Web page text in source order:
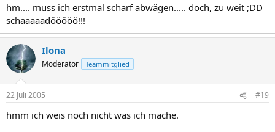
hm.... muss ich erstmal scharf abwägen..... doch, zu weit ;DD
schaaaaadööööö!!!
Ilona
Moderator Teammitglied
22 Juli 2005 #19
hmm ich weis noch nicht was ich mache.